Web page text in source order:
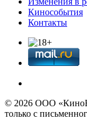
Кинособытия
Контакты
© 2026 OOО
только с